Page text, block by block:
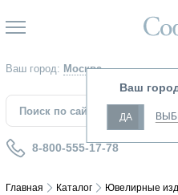
Ваш город: Москва
Ваш
ДА
8-800-555-17-78
Главная Каталог Ювелирные